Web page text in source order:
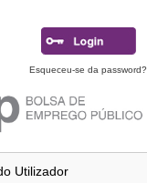
Esqueceu-se da password?
Utilizador